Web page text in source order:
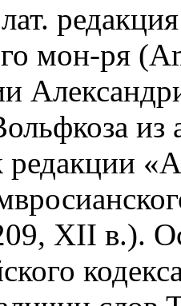
мон-ря
из
XII в.).